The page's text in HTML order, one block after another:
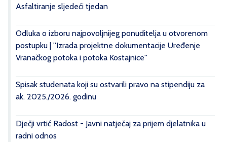
Asfaltiranje sljedeći tjedan
Odluka o izboru najpovoljnijeg ponuditelja u otvorenom
postupku | ''Izrada projektne dokumentacije Uređenje
Vranačkog potoka i potoka Kostajnice''
Spisak studenata koji su ostvarili pravo na stipendiju za
ak. 2025./2026. godinu
Dječji vrtić Radost - Javni natječaj za prijem djelatnika u
radni odnos